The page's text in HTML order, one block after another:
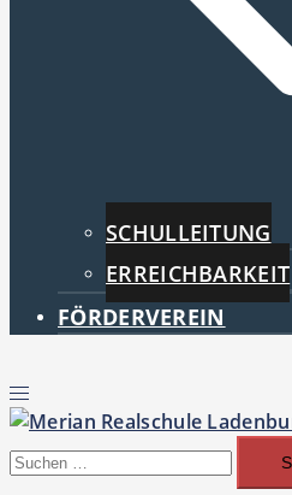
SCHULLEITUNG
ERREICHBARKEIT
FÖRDERVEREIN
Menü
umschalten
Suchen
nach: